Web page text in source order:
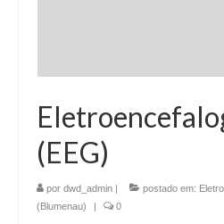
(EEG)
por dwd_admin | postado em:
(Blumenau)
| 0